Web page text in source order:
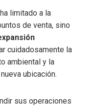
limitado a la
de venta, sino
cuidadosamente la
ambiental y la
ubicación.
sus operaciones